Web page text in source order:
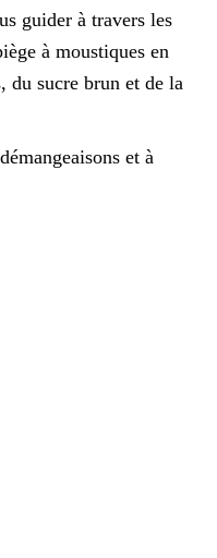
guider à travers les
à moustiques en
du sucre brun et de la
et à